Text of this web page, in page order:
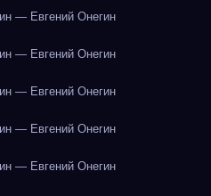
— Евгений Онегин
— Евгений Онегин
— Евгений Онегин
— Евгений Онегин
— Евгений Онегин